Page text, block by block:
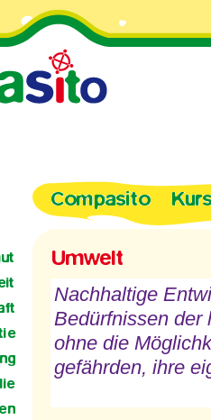
Nachhaltige
Bedürfnissen der
ohne die
gefährden, ihre